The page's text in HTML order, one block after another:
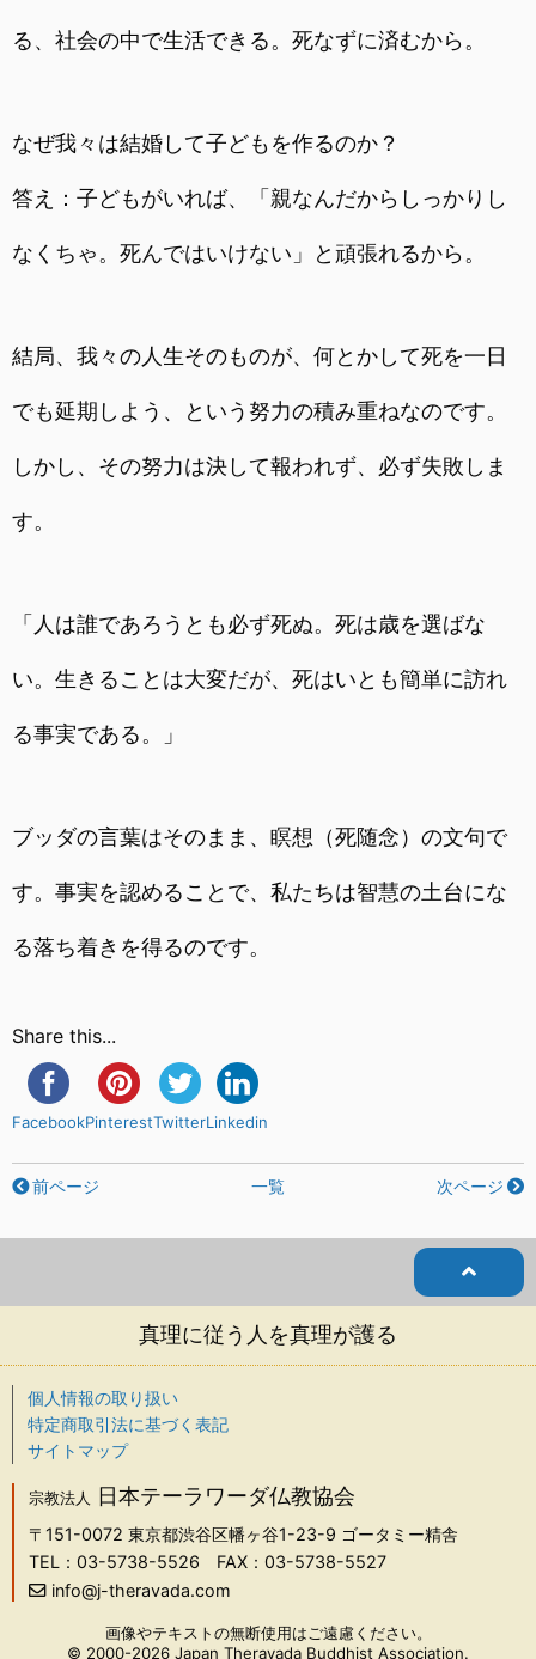
る、社会の中で生活できる。死なずに済むから。
なぜ我々は結婚して子どもを作るのか？
答え：子どもがいれば、「親なんだからしっかりし
なくちゃ。死んではいけない」と頑張れるから。
結局、我々の人生そのものが、何とかして死を一日
でも延期しよう、という努力の積み重ねなのです。
しかし、その努力は決して報われず、必ず失敗しま
す。
「人は誰であろうとも必ず死ぬ。死は歳を選ばな
い。生きることは大変だが、死はいとも簡単に訪れ
る事実である。」
ブッダの言葉はそのまま、瞑想（死随念）の文句で
す。事実を認めることで、私たちは智慧の土台にな
る落ち着きを得るのです。
Share this...
FacebookPinterestTwitterLinkedin
前ページ 一覧 次ページ
真理に従う人を真理が護る
個人情報の取り扱い
特定商取引法に基づく表記
サイトマップ
宗教法人 日本テーラワーダ仏教協会
〒151-0072 東京都渋谷区幡ヶ谷1-23-9 ゴータミー精舎
TEL：03-5738-5526 FAX：03-5738-5527
info@j-theravada.com
画像やテキストの無断使用はご遠慮ください。
© 2000-2026 Japan Theravada Buddhist Association.